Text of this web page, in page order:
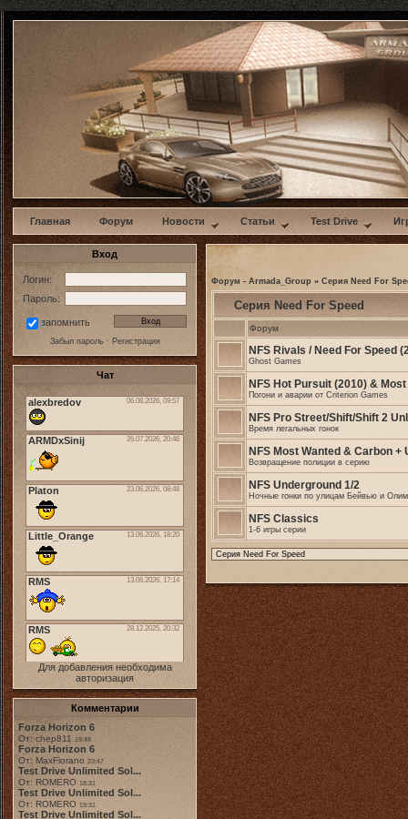
w
Главная Форум Новости Статьи Test Drive
Вход
Логин:
Пароль:
запомнить
Забыл пароль· Регистрация
Чат
Для добавления необходима
авторизация
Комментарии
Forza Horizon 6
От: chep811 19:48
Forza Horizon 6
От: MaxFiorano 23:47
Test Drive Unlimited Sol...
От: ROMERO 18:31
Test Drive Unlimited Sol...
От: ROMERO 19:31
Test Drive Unlimited Sol...
Форум - Armada_Group » Серия Need For
Серия Need For Speed
Форум
NFS Rivals / Need For Speed
Ghost Games
NFS Hot Pursuit (2010) &
Погони и аварии от Criterion Games
NFS Pro Street/Shift/Shift 2
Время легальных гонок
NFS Most Wanted & Carbon
Возвращение полиции в серию
NFS Underground 1/2
Ночные гонки по улицам Бейвью и
NFS Classics
1-6 игры серии